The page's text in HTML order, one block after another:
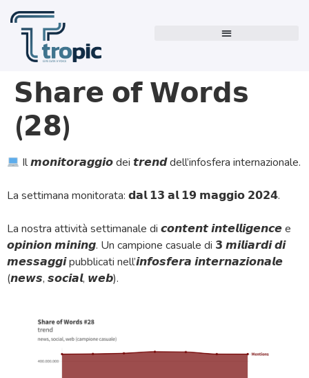
𝗦𝗵𝗮𝗿𝗲 𝗼𝗳 𝗪𝗼𝗿𝗱𝘀
(𝟮𝟴)
Il 𝙢𝙤𝙣𝙞𝙩𝙤𝙧𝙖𝙜𝙜𝙞𝙤 dei 𝙩𝙧𝙚𝙣𝙙 dell’infosfera internazionale.
La settimana monitorata: 𝗱𝗮𝗹 𝟭𝟯 𝗮𝗹 𝟭𝟵 𝗺𝗮𝗴𝗴𝗶𝗼 𝟮𝟬𝟮𝟰.
La nostra attività settimanale di 𝙘𝙤𝙣𝙩𝙚𝙣𝙩 𝙞𝙣𝙩𝙚𝙡𝙡𝙞𝙜𝙚𝙣𝙘𝙚 e
𝙤𝙥𝙞𝙣𝙞𝙤𝙣 𝙢𝙞𝙣𝙞𝙣𝙜. Un campione casuale di 𝟯 𝙢𝙞𝙡𝙞𝙖𝙧𝙙𝙞 𝙙𝙞
𝙢𝙚𝙨𝙨𝙖𝙜𝙜𝙞 pubblicati nell’𝙞𝙣𝙛𝙤𝙨𝙛𝙚𝙧𝙖 𝙞𝙣𝙩𝙚𝙧𝙣𝙖𝙯𝙞𝙤𝙣𝙖𝙡𝙚
(𝙣𝙚𝙬𝙨, 𝙨𝙤𝙘𝙞𝙖𝙡, 𝙬𝙚𝙗).